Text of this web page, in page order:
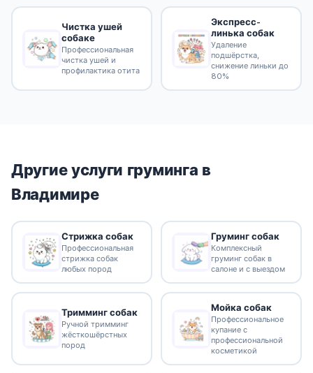
Чистка ушей
собаке
Профессиональная
чистка ушей и
профилактика отита
Экспресс-
линька собак
Удаление
подшёрстка,
снижение линьки до
80%
Другие услуги груминга в
Владимире
Стрижка собак
Профессиональная
стрижка собак
любых пород
Груминг собак
Комплексный
груминг собак в
салоне и с выездом
Тримминг собак
Ручной тримминг
жёсткошёрстных
пород
Мойка собак
Профессиональное
купание с
профессиональной
косметикой